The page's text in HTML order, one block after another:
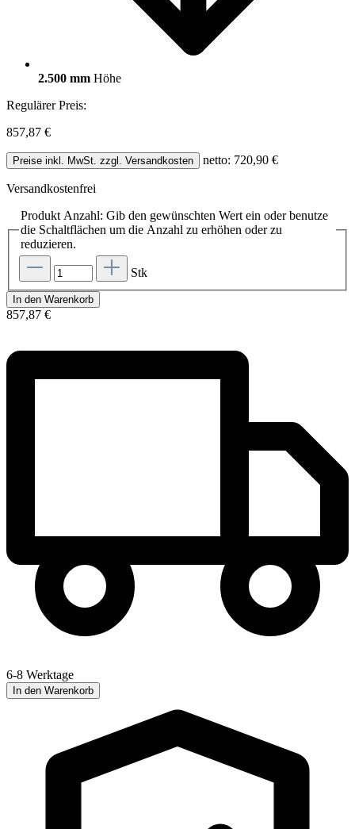
2.500 mm Höhe
Regulärer Preis:
857,87 €
Preise inkl. MwSt. zzgl. Versandkosten netto: 720,90 €
Versandkostenfrei
Produkt Anzahl: Gib den gewünschten Wert ein oder benutze
die Schaltflächen um die Anzahl zu erhöhen oder zu
reduzieren.
Stk
In den Warenkorb
857,87 €
6-8 Werktage
In den Warenkorb